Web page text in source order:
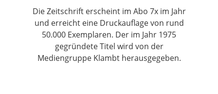
Die Zeitschrift erscheint im Abo 7x im Jahr
und erreicht eine Druckauflage von rund
50.000 Exemplaren. Der im Jahr 1975
gegründete Titel wird von der
Mediengruppe Klambt herausgegeben.